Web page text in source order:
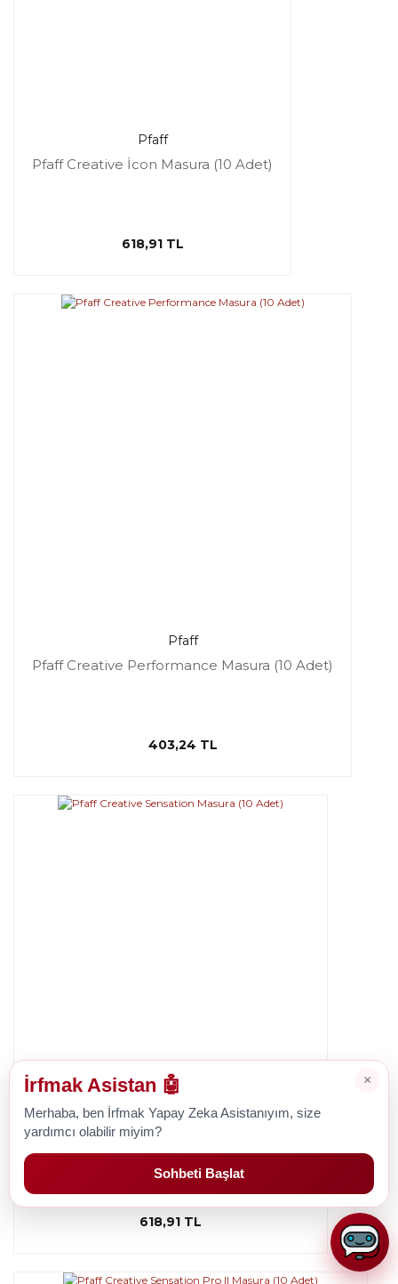
Pfaff
Pfaff Creative İcon Masura (10 Adet)
618,91 TL
Pfaff
Pfaff Creative Performance Masura (10 Adet)
403,24 TL
Pfaff
Pfaff Creative Sensation Masura (10 Adet)
618,91 TL
×
İrfmak Asistan 🤖
Merhaba, ben İrfmak Yapay Zeka Asistanıyım, size
yardımcı olabilir miyim?
Sohbeti Başlat